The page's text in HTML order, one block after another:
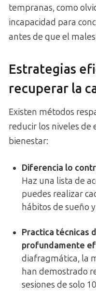
tempranas, como
incapacidad para
antes de que el
Estrategias
recuperar la
Existen métodos
reducir los niveles de
bienestar:
Diferencia lo
Haz una lista de
puedes realizar
hábitos de sueño
Practica técnicas
profundamente
diafragmática, la
han demostrado
sesiones de solo